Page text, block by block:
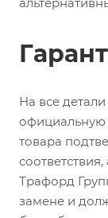
На все
официальную
товара
Трафорд
замене и